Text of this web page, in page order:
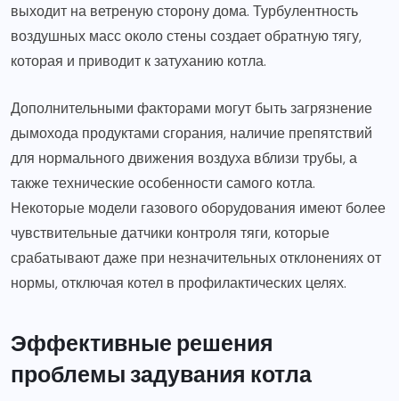
выходит на ветреную сторону дома. Турбулентность
воздушных масс около стены создает обратную тягу,
которая и приводит к затуханию котла.
Дополнительными факторами могут быть загрязнение
дымохода продуктами сгорания, наличие препятствий
для нормального движения воздуха вблизи трубы, а
также технические особенности самого котла.
Некоторые модели газового оборудования имеют более
чувствительные датчики контроля тяги, которые
срабатывают даже при незначительных отклонениях от
нормы, отключая котел в профилактических целях.
Эффективные решения
проблемы задувания котла